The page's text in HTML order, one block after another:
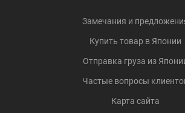
Замечания и
Купить товар в Японии
Отправка груза из
Частые вопросы
Карта сайта